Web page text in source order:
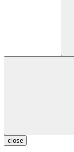
close